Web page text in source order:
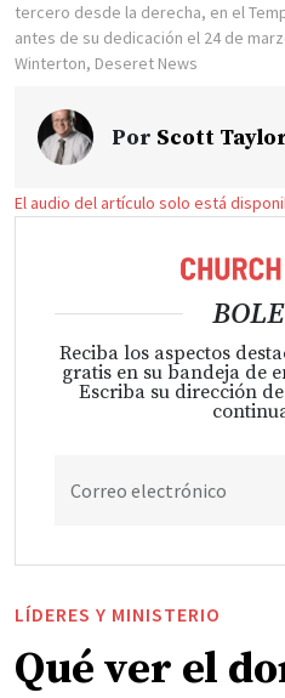
tercero desde la derecha, en el
antes de su dedicación el 24 de
Winterton, Deseret News
Por Scott
El audio del artículo solo está
Reciba los aspectos
gratis en su bandeja de
Escriba su dirección
Correo electrónico
LÍDERES Y MINISTERIO
Qué ver el